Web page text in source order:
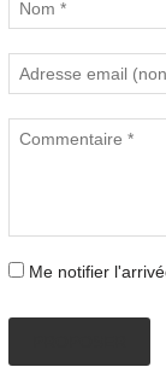
Me notifier